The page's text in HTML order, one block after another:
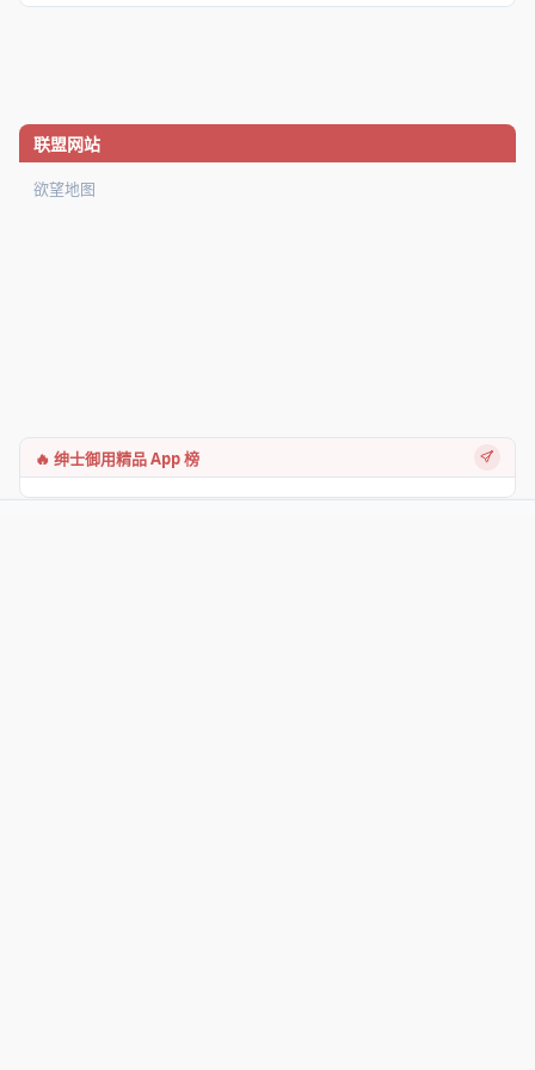
联盟网站
欲望地图
🔥 绅士御用精品 App 榜